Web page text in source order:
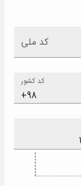
کد ملی
کد کشور